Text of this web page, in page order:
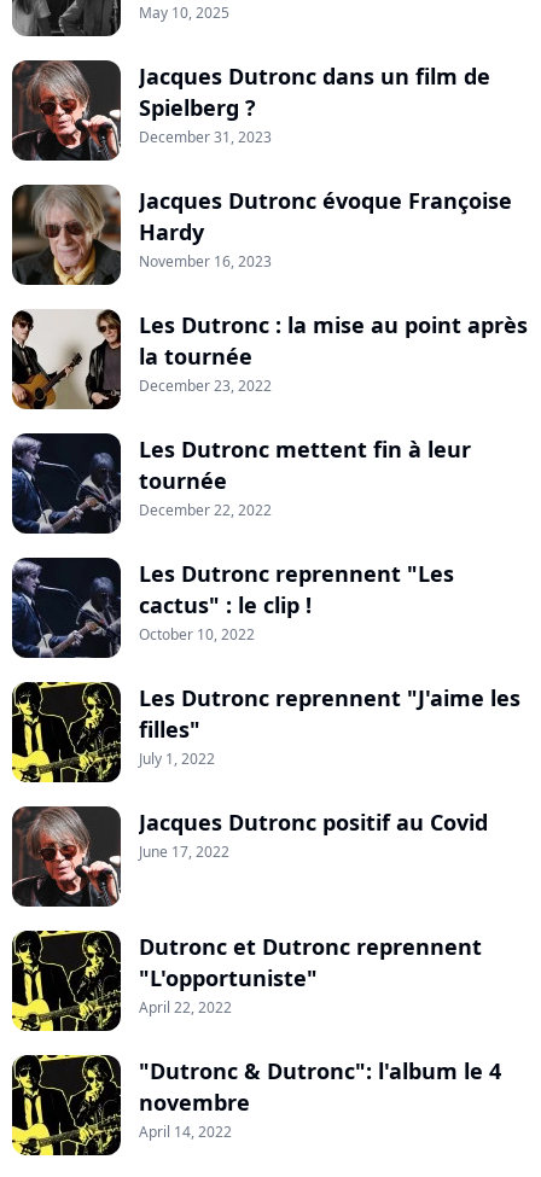
May 10, 2025
Jacques Dutronc dans un film de
Spielberg ?
December 31, 2023
Jacques Dutronc évoque Françoise
Hardy
November 16, 2023
Les Dutronc : la mise au point après
la tournée
December 23, 2022
Les Dutronc mettent fin à leur
tournée
December 22, 2022
Les Dutronc reprennent "Les
cactus" : le clip !
October 10, 2022
Les Dutronc reprennent "J'aime les
filles"
July 1, 2022
Jacques Dutronc positif au Covid
June 17, 2022
Dutronc et Dutronc reprennent
"L'opportuniste"
April 22, 2022
"Dutronc & Dutronc": l'album le 4
novembre
April 14, 2022